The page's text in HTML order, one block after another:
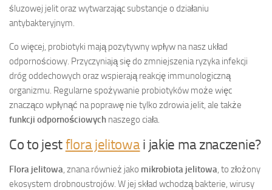
śluzowej jelit oraz wytwarzając substancje o działaniu
antybakteryjnym.
Co więcej, probiotyki mają pozytywny wpływ na nasz układ
odpornościowy. Przyczyniają się do zmniejszenia ryzyka infekcji
dróg oddechowych oraz wspierają reakcję immunologiczną
organizmu. Regularne spożywanie probiotyków może więc
znacząco wpłynąć na poprawę nie tylko zdrowia jelit, ale także
funkcji odpornościowych naszego ciała.
Co to jestflora jelitowa i jakie ma znaczenie?
Flora jelitowa , znana również jako mikrobiota jelitowa , to złożony
ekosystem drobnoustrojów. W jej skład wchodzą bakterie, wirusy